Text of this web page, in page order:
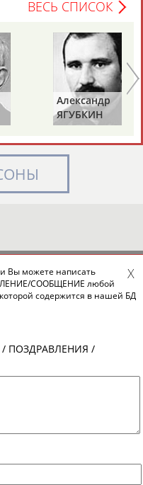
Загалав
АБДУЛБЕКОВ
Назир
ВЕСЬ СПИСОК
ОГАНОВ
Вы можете написать
СООБЩЕНИЕ любой
содержится в нашей БД
/ ПОЗДРАВЛЕНИЯ /